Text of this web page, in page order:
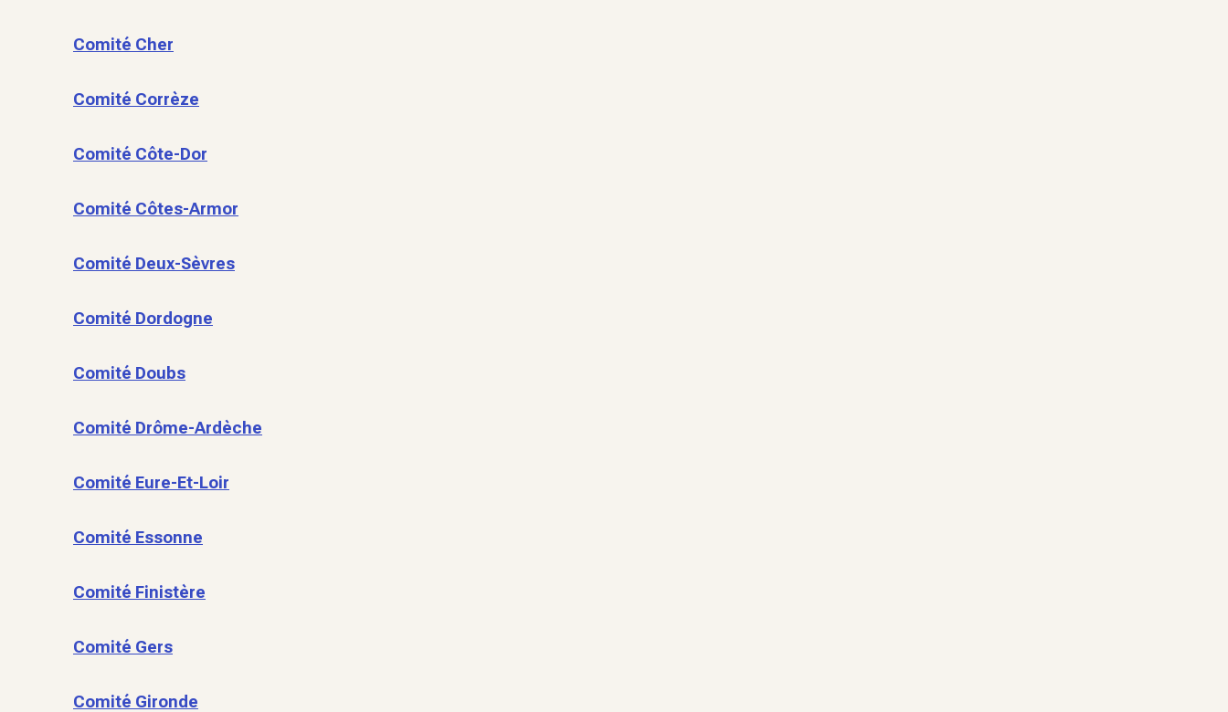
Comité Cher
Comité Corrèze
Comité Côte-Dor
Comité Côtes-Armor
Comité Deux-Sèvres
Comité Dordogne
Comité Doubs
Comité Drôme-Ardèche
Comité Eure-Et-Loir
Comité Essonne
Comité Finistère
Comité Gers
Comité Gironde